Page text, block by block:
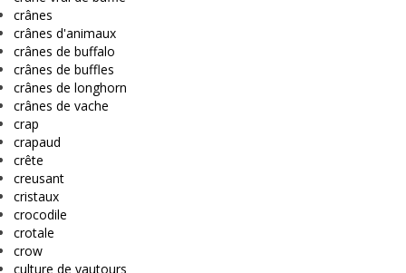
crânes
crânes d'animaux
crânes de buffalo
crânes de buffles
crânes de longhorn
crânes de vache
crap
crapaud
crête
creusant
cristaux
crocodile
crotale
crow
culture de vautours